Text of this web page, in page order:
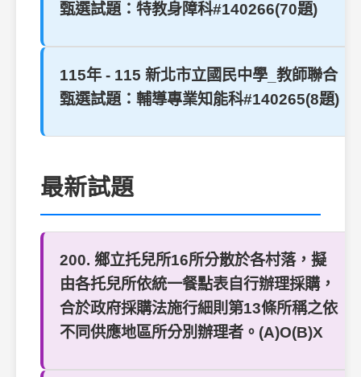
甄選試題：特教身障科#140266(70題)
115年 - 115 新北市立國民中學_教師聯合
甄選試題：輔導專業知能科#140265(8題)
最新試題
200. 鄉立托兒所16所分散於各村落，擬
由各托兒所依統一餐點表自行辦理採購，
合於政府採購法施行細則第13條所稱之依
不同供應地區所分別辦理者。(A)O(B)X